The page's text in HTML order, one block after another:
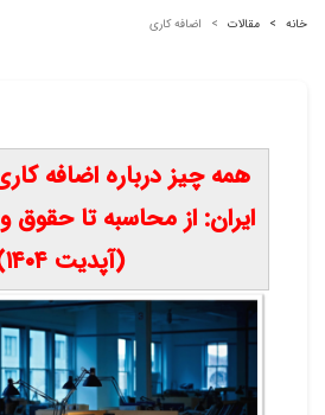
خانه مقالات اضافه کاری
همه چیز درباره اضافه
ایران: از محاسبه تا حقوق
(آپدیت ۱۴۰۴)